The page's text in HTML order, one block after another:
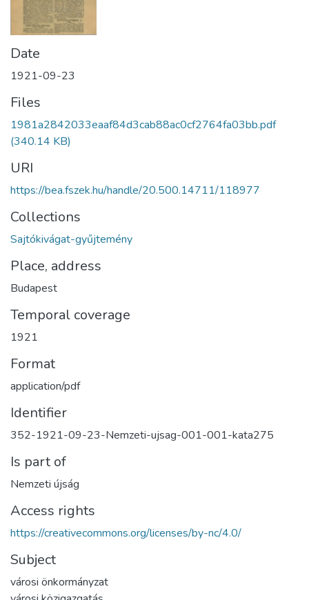
Date
1921-09-23
Files
1981a2842033eaaf84d3cab88ac0cf2764fa03bb.pdf
(340.14 KB)
URI
https://bea.fszek.hu/handle/20.500.14711/118977
Collections
Sajtókivágat-gyűjtemény
Place, address
Budapest
Temporal coverage
1921
Format
application/pdf
Identifier
352-1921-09-23-Nemzeti-ujsag-001-001-kata275
Is part of
Nemzeti újság
Access rights
https://creativecommons.org/licenses/by-nc/4.0/
Subject
városi önkormányzat